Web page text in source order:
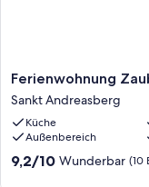
Ferienwohnung
Zauberwald
-
Zauberwald
Sankt
Andreasberg
Ferienwohnung
Sankt Andreasberg
Küche
Außenbereich
9.2
9,2/10 Wunderbar (10